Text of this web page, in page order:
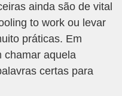
ainda são de vital
to work ou levar
práticas. Em
chamar aquela
certas para